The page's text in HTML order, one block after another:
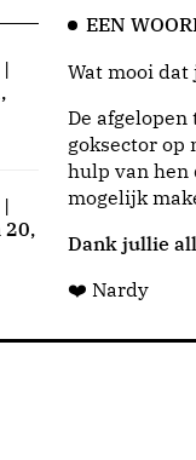
20,
EEN
Wat mooi
De
goksector op
hulp van hen
mogelijk
Dank jullie
❤️ Nardy